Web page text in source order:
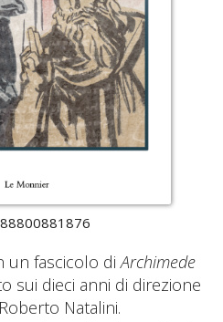
un fascicolo diArchimede
sui dieci anni di direzione
Natalini.